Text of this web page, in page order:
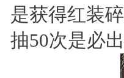
是获得红装
抽50次是必